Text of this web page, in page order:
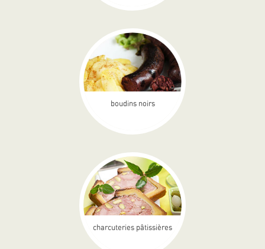
boudins noirs
charcuteries pâtissières